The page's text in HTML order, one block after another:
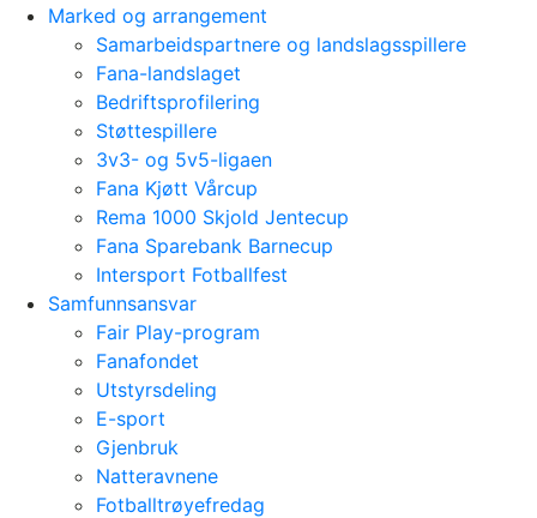
Marked og arrangement
Samarbeidspartnere og landslagsspillere
Fana-landslaget
Bedriftsprofilering
Støttespillere
3v3- og 5v5-ligaen
Fana Kjøtt Vårcup
Rema 1000 Skjold Jentecup
Fana Sparebank Barnecup
Intersport Fotballfest
Samfunnsansvar
Fair Play-program
Fanafondet
Utstyrsdeling
E-sport
Gjenbruk
Natteravnene
Fotballtrøyefredag